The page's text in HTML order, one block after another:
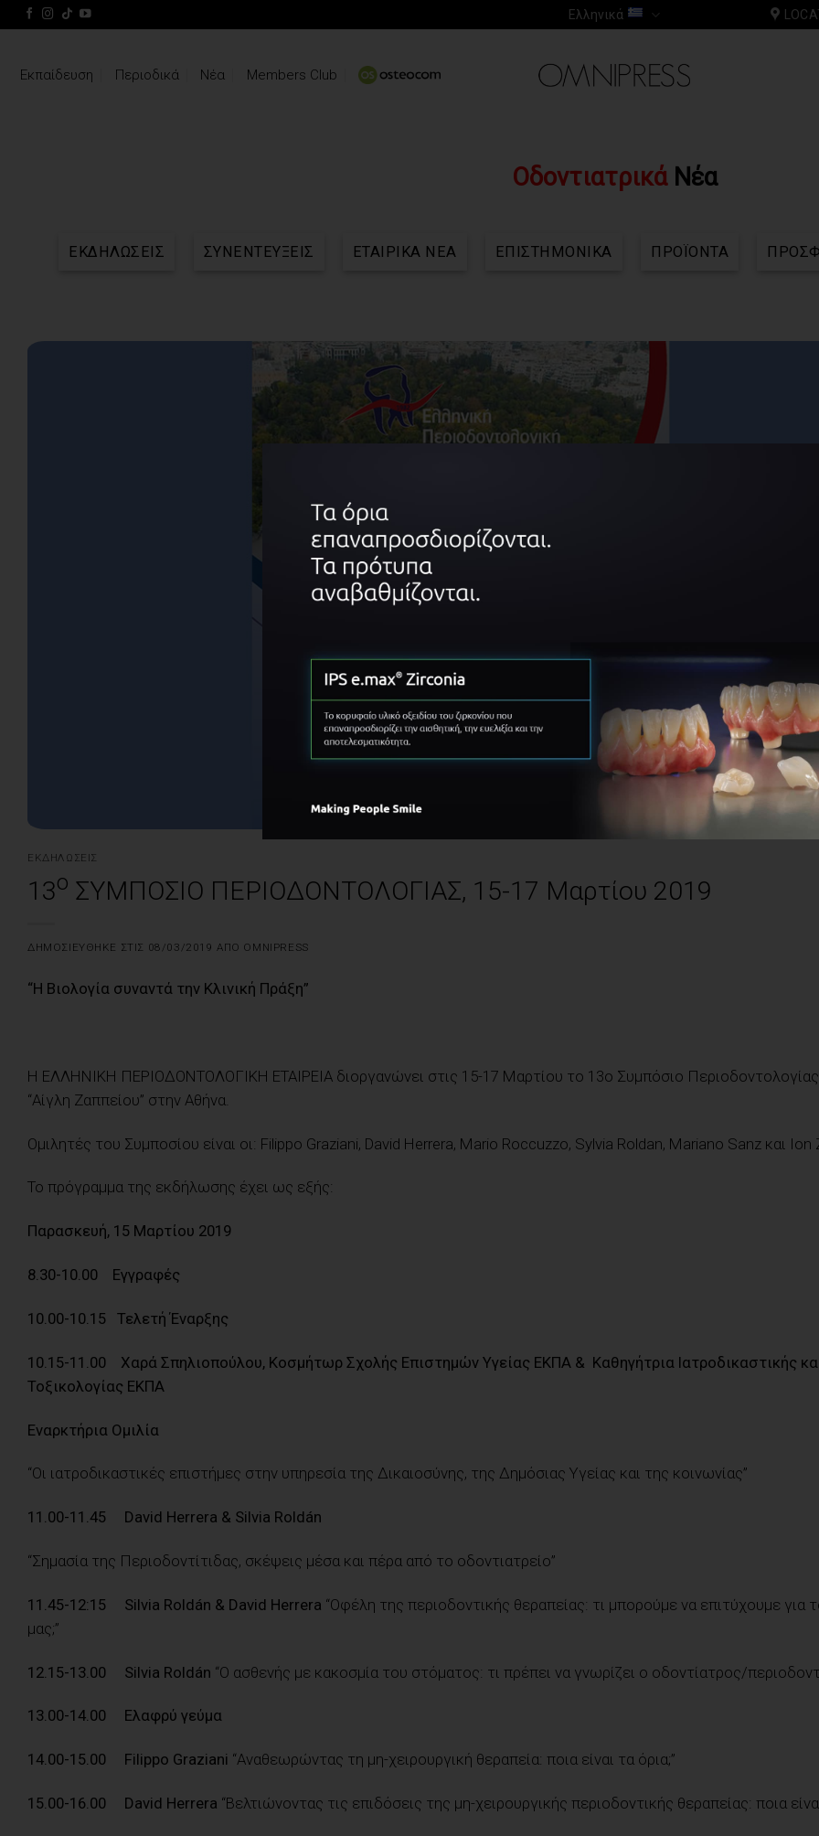
Skip
Ελληνικά
Εκπαίδευση Περιοδικά Νέα Members Club
Οδοντιατρικά Νέα
ΕΚΔΗΛΩΣΕΙΣ ΣΥΝΕΝΤΕΥΞΕΙΣ ΕΤΑΙΡΙΚΑ ΝΕΑ ΕΠΙΣΤΗΜΟΝΙΚΑ ΠΡΟΪΟΝΤΑ
ΕΚΔΗΛΏΣΕΙΣ
13ο ΣΥΜΠΟΣΙΟ ΠΕΡΙΟΔΟΝΤΟΛΟΓΙΑΣ, 15-17 Μαρτίου 2019
ΔΗΜΟΣΙΕΎΘΗΚΕ ΣΤΙΣ 08/03/2019 ΑΠΌ OMNIPRESS
“Η Βιολογία συναντά την Κλινική Πράξη”
Η ΕΛΛΗΝΙΚΗ ΠΕΡΙΟΔΟΝΤΟΛΟΓΙΚΗ ΕΤΑΙΡΕΙΑ διοργανώνει στις 15-17 Μαρτίου το 13ο Συμπόσιο
“Αίγλη Ζαππείου” στην Αθήνα.
Ομιλητές του Συμποσίου είναι οι: Filippo Graziani, David Herrera, Mario Roccuzzo, Sylvia Roldan, Mariano Sanz και Ion
Το πρόγραμμα της εκδήλωσης έχει ως εξής:
Παρασκευή, 15 Μαρτίου 2019
8.30-10.00 Εγγραφές
10.00-10.15 Τελετή Έναρξης
10.15-11.00 Χαρά Σπηλιοπούλου, Κοσμήτωρ Σχολής Επιστημών Υγείας ΕΚΠΑ & Καθηγήτρια Ιατροδικαστικής
Τοξικολογίας ΕΚΠΑ
Εναρκτήρια Ομιλία
“Οι ιατροδικαστικές επιστήμες στην υπηρεσία της Δικαιοσύνης, της Δημόσιας Υγείας και της κοινωνίας”
11.00-11.45 David Herrera & Silvia Roldán
“Σημασία της Περιοδοντίτιδας, σκέψεις μέσα και πέρα από το οδοντιατρείο”
11.45-12:15 Silvia Roldán & David Herrera “Οφέλη της περιοδοντικής θεραπείας: τι μπορούμε να επιτύχουμε για
μας;”
12.15-13.00 Silvia Roldán “Ο ασθενής με κακοσμία του στόματος: τι πρέπει να γνωρίζει ο οδοντίατρος/
13.00-14.00 Ελαφρύ γεύμα
14.00-15.00 Filippo Graziani “Αναθεωρώντας τη μη-χειρουργική θεραπεία: ποια είναι τα όρια;”
15.00-16.00 David Herrera “Βελτιώνοντας τις επιδόσεις της μη-χειρουργικής περιοδοντικής θεραπείας: ποια